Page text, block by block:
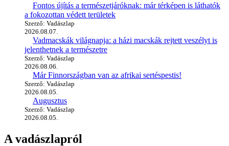
Fontos újítás a természetjáróknak: már térképen is láthatók
a fokozottan védett területek
Szerző: Vadászlap
2026.08.07.
Vadmacskák világnapja: a házi macskák rejtett veszélyt is
jelenthetnek a természetre
Szerző: Vadászlap
2026.08.06.
Már Finnországban van az afrikai sertéspestis!
Szerző: Vadászlap
2026.08.05.
Augusztus
Szerző: Vadászlap
2026.08.05.
A vadászlapról